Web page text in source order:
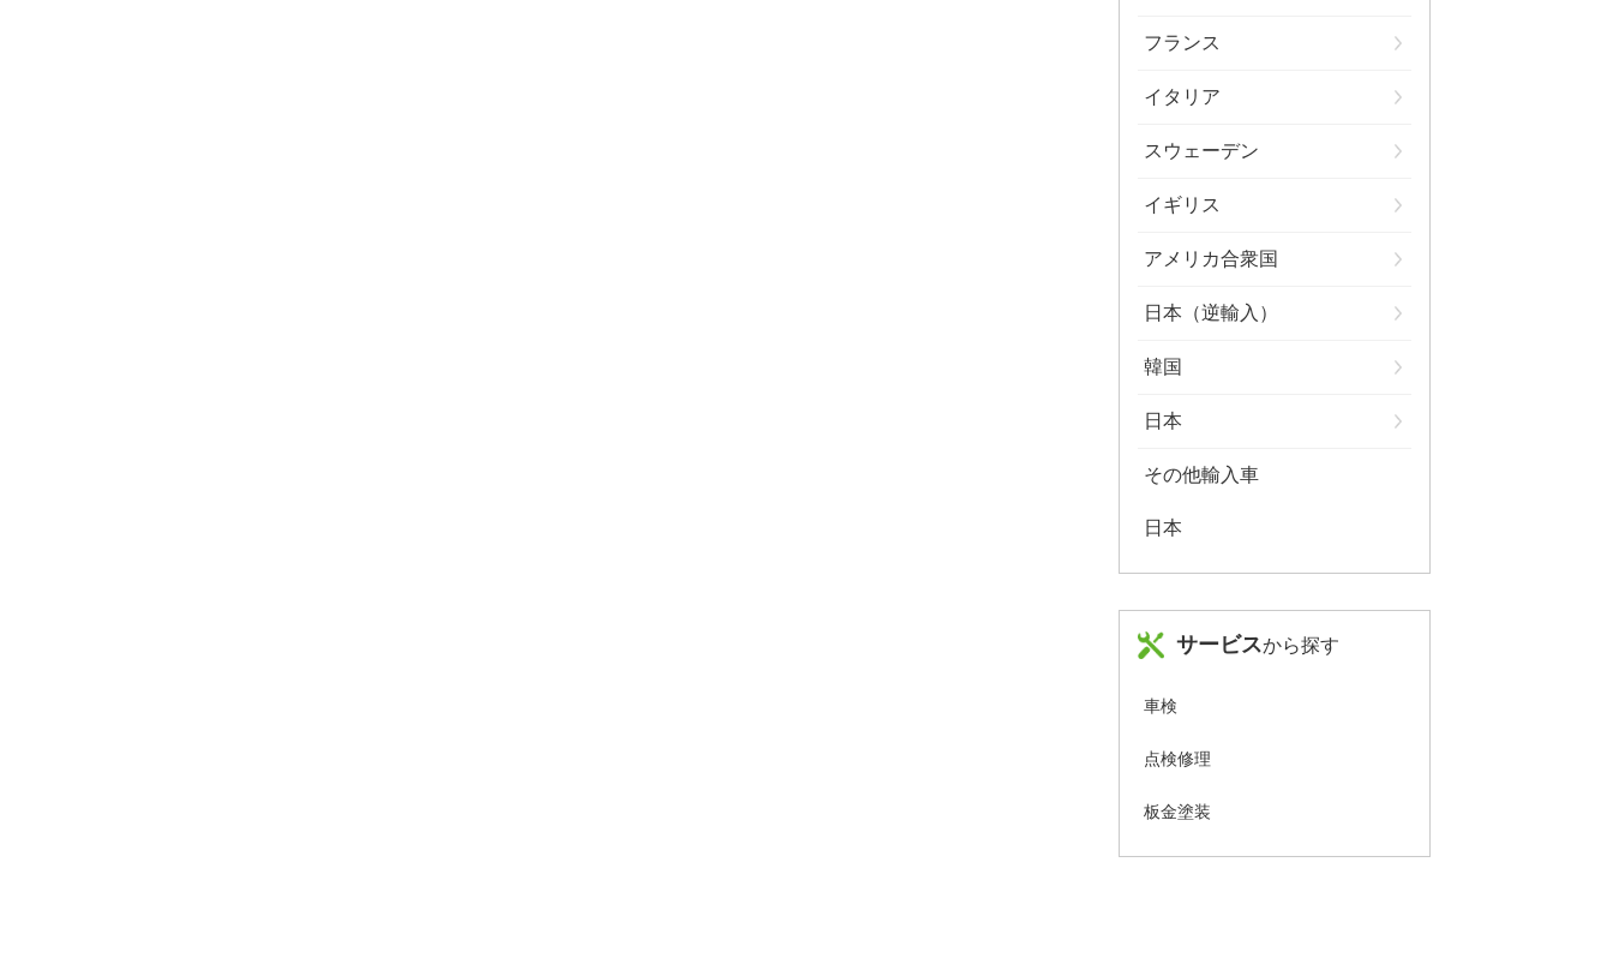
フランス
イタリア
スウェーデン
イギリス
アメリカ合衆国
日本（逆輸入）
韓国
日本
その他輸入車
日本
サービスから探す
車検
点検修理
板金塗装